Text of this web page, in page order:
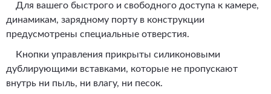
Для вашего быстрого и свободного доступа к камере,
динамикам, зарядному порту в конструкции
предусмотрены специальные отверстия.
Кнопки управления прикрыты силиконовыми
дублирующими вставками, которые не пропускают
внутрь ни пыль, ни влагу, ни песок.